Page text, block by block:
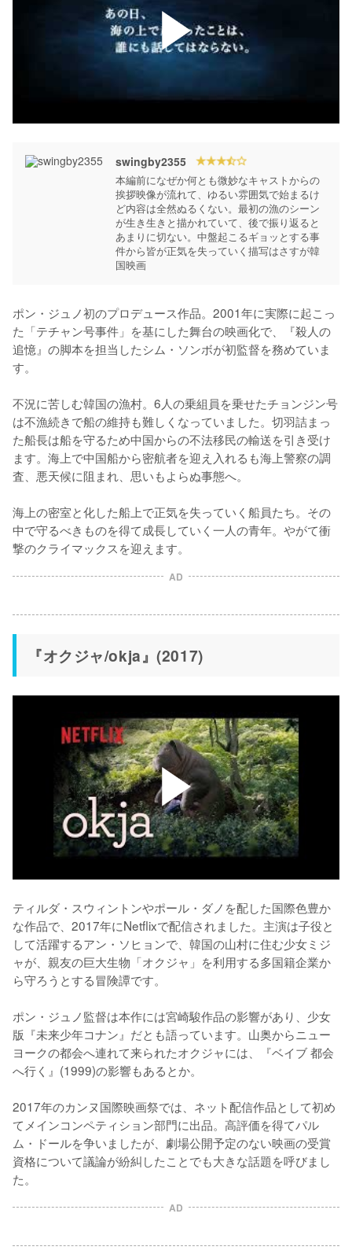
swingby2355
本編前になぜか何とも微妙なキャストからの
挨拶映像が流れて、ゆるい雰囲気で始まるけ
ど内容は全然ぬるくない。最初の漁のシーン
が生き生きと描かれていて、後で振り返ると
あまりに切ない。中盤起こるギョッとする事
件から皆が正気を失っていく描写はさすが韓
国映画
ポン・ジュノ初のプロデュース作品。2001年に実際に起こっ
た「テチャン号事件」を基にした舞台の映画化で、『殺人の
追憶』の脚本を担当したシム・ソンボが初監督を務めていま
す。
不況に苦しむ韓国の漁村。6人の乗組員を乗せたチョンジン号
は不漁続きで船の維持も難しくなっていました。切羽詰まっ
た船長は船を守るため中国からの不法移民の輸送を引き受け
ます。海上で中国船から密航者を迎え入れるも海上警察の調
査、悪天候に阻まれ、思いもよらぬ事態へ。
海上の密室と化した船上で正気を失っていく船員たち。その
中で守るべきものを得て成長していく一人の青年。やがて衝
撃のクライマックスを迎えます。
AD
『オクジャ/okja』(2017)
ティルダ・スウィントンやポール・ダノを配した国際色豊か
な作品で、2017年にNetflixで配信されました。主演は子役と
して活躍するアン・ソヒョンで、韓国の山村に住む少女ミジ
ャが、親友の巨大生物「オクジャ」を利用する多国籍企業か
ら守ろうとする冒険譚です。
ポン・ジュノ監督は本作には宮崎駿作品の影響があり、少女
版『未来少年コナン』だとも語っています。山奥からニュー
ヨークの都会へ連れて来られたオクジャには、『ベイブ 都会
へ行く』(1999)の影響もあるとか。
2017年のカンヌ国際映画祭では、ネット配信作品として初め
てメインコンペティション部門に出品。高評価を得てパル
ム・ドールを争いましたが、劇場公開予定のない映画の受賞
資格について議論が紛糾したことでも大きな話題を呼びまし
た。
AD